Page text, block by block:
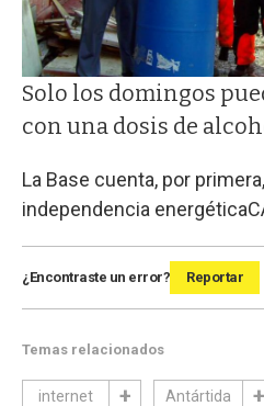
Solo los domingos
con una dosis de
La Base cuenta, por
independencia energética
¿Encontraste un error? Reportar
Temas relacionados
internet Antártida